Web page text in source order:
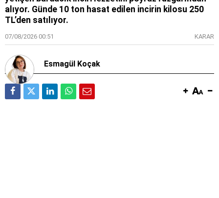
alıyor. Günde 10 ton hasat edilen incirin kilosu 250
TL’den satılıyor.
07/08/2026 00:51 KARAR
Esmagül Koçak